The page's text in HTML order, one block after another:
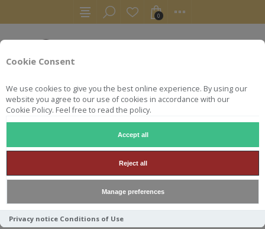
Cookie Consent
We use cookies to give you the best online experience. By using our
website you agree to our use of cookies in accordance with our
Cookie Policy. Feel free to read the policy.
Accept all
Reject all
Manage preferences
Privacy notice Conditions of Use
0
ACCUEIL VINS ALSACE
ALSACE